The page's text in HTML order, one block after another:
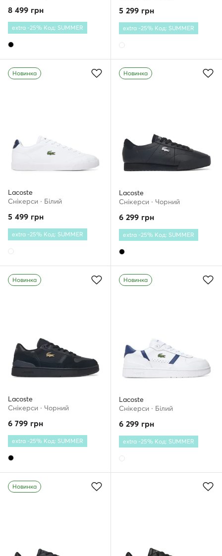
8 499 грн
extra -25% Код: SUMMER
5 299 грн
extra -25% Код: SUMMER
Новинка
Lacoste
Снікерcи · Білий
5 499 грн
extra -25% Код: SUMMER
Новинка
Lacoste
Снікерcи · Чорний
6 299 грн
extra -25% Код: SUMMER
Новинка
Lacoste
Снікерcи · Чорний
6 799 грн
extra -25% Код: SUMMER
Новинка
Lacoste
Снікерcи · Білий
6 299 грн
extra -25% Код: SUMMER
Новинка